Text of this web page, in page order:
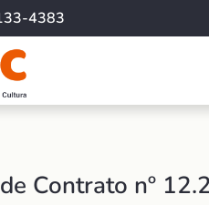
4383
Contrato nº